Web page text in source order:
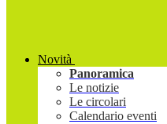
Novità
Panoramica
Le notizie
Le circolari
Calendario eventi